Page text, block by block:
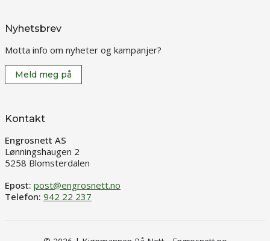
Nyhetsbrev
Motta info om nyheter og kampanjer?
Meld meg på
Kontakt
Engrosnett AS
Lønningshaugen 2
5258 Blomsterdalen
Epost: post@engrosnett.no
Telefon: 942 22 237